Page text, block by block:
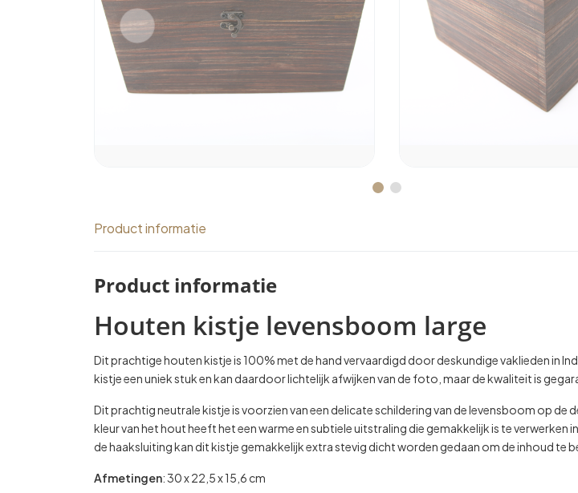
Product informatie
Product informatie
Houten kistje levensboom large
Dit prachtige houten kistje is 100% met de hand vervaardigd door deskundige vaklieden in
kistje een uniek stuk en kan daardoor lichtelijk afwijken van de foto, maar de kwaliteit is
Dit prachtig neutrale kistje is voorzien van een delicate schildering van de levensboom op de
kleur van het hout heeft het een warme en subtiele uitstraling die gemakkelijk is te verwerken
de haaksluiting kan dit kistje gemakkelijk extra stevig dicht worden gedaan om de inhoud te
Afmetingen: 30 x 22,5 x 15,6 cm